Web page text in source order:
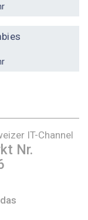
IT-Channel
Nr.